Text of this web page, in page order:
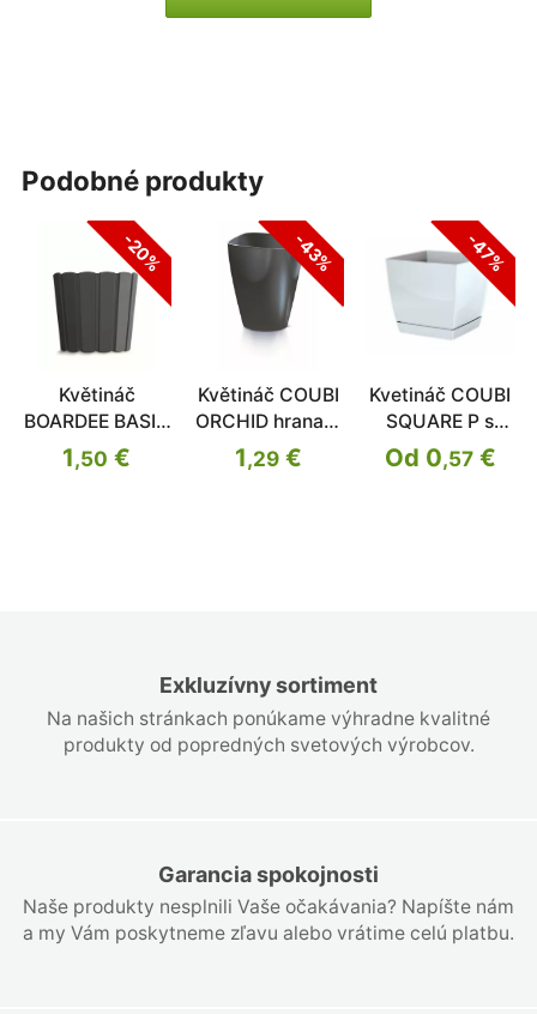
Exkluzívny sortiment
Na našich stránkach ponúkame výhradne kvalitné
produkty od popredných svetových výrobcov.
Garancia spokojnosti
Naše produkty nesplnili Vaše očakávania? Napíšte nám
a my Vám poskytneme zľavu alebo vrátime celú platbu.
podobné produkty
-20%
Květináč
BOARDEE BASIC
antracit 14,4cm
1,50 €
-43%
Květináč COUBI
ORCHID hranatý
antracit 13,2cm
1,29€
-47%
Kvetináč COUBI
SQUARE P s
miskou
Od 0,57€